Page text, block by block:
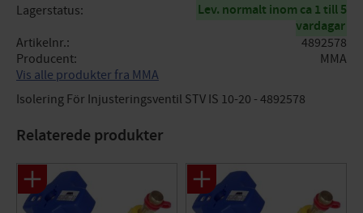
Lagerstatus
Lev. normalt inom ca 1 till 5
vardagar
Artikelnr.
4892578
Producent
MMA
Vis alle produkter fra MMA
Isolering För Injusteringsventil STV IS 10-20 - 4892578
Relaterede produkter